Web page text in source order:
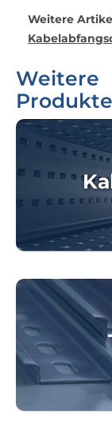
Weitere
Weitere